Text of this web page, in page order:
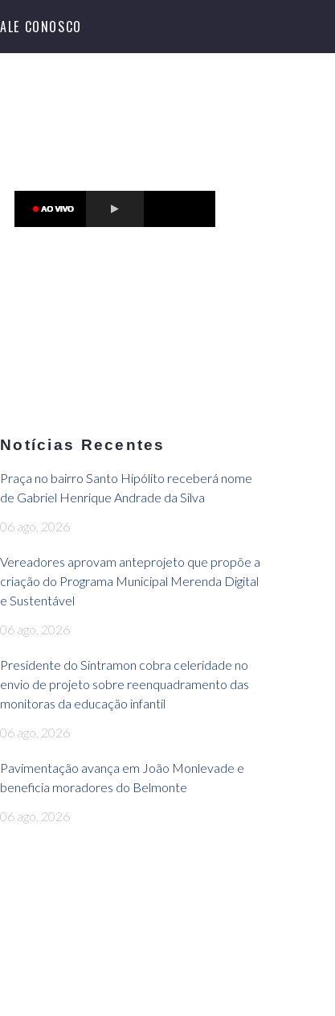
CONOSCO
Notícias Recentes
Praça no bairro Santo Hipólito receberá nome
de Gabriel Henrique Andrade da Silva
06 ago, 2026
Vereadores aprovam anteprojeto que propõe a
criação do Programa Municipal Merenda Digital
e Sustentável
06 ago, 2026
Presidente do Sintramon cobra celeridade no
envio de projeto sobre reenquadramento das
monitoras da educação infantil
06 ago, 2026
Pavimentação avança em João Monlevade e
beneficia moradores do Belmonte
06 ago, 2026